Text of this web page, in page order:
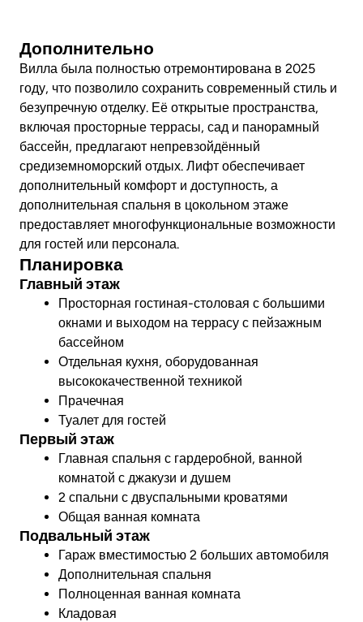
Дополнительно
Вилла была полностью отремонтирована в 2025
году, что позволило сохранить современный стиль и
безупречную отделку. Её открытые пространства,
включая просторные террасы, сад и панорамный
бассейн, предлагают непревзойдённый
средиземноморский отдых. Лифт обеспечивает
дополнительный комфорт и доступность, а
дополнительная спальня в цокольном этаже
предоставляет многофункциональные возможности
для гостей или персонала.
Планировка
Главный этаж
Просторная гостиная-столовая с большими
окнами и выходом на террасу с пейзажным
бассейном
Отдельная кухня, оборудованная
высококачественной техникой
Прачечная
Туалет для гостей
Первый этаж
Главная спальня с гардеробной, ванной
комнатой с джакузи и душем
2 спальни с двуспальными кроватями
Общая ванная комната
Подвальный этаж
Гараж вместимостью 2 больших автомобиля
Дополнительная спальня
Полноценная ванная комната
Кладовая